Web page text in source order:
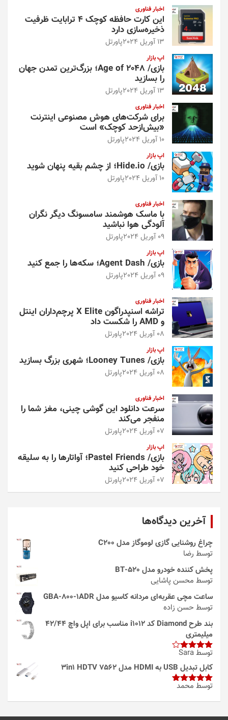
اخبار فناوری
این کارت حافظه کوچک ۴ ترابایت ظرفیت
ذخیره‌سازی دارد
13 آوریل 2024 پاورتل
اپ بازار
بازی/ Age of 2048؛ بزرگ‌ترین تمدن جهان
را بسازید
13 آوریل 2024 پاورتل
اخبار فناوری
برای شرکت‌های هوش مصنوعی اینترنت
«بیش‌از‌حد کوچک» است
10 آوریل 2024 پاورتل
اپ بازار
بازی/ Hide.io؛ از چشم بقیه پنهان شوید
10 آوریل 2024 پاورتل
اخبار فناوری
با ماسک هوشمند سامسونگ دیگر نگران
آلودگی هوا نباشید
09 آوریل 2024 پاورتل
اپ بازار
بازی/ Agent Dash؛ سکه‌ها را جمع کنید
09 آوریل 2024 پاورتل
اخبار فناوری
تراشه اسنپدراگون X Elite پرچم‌داران اینتل
و AMD را شکست داد
08 آوریل 2024 پاورتل
اپ بازار
بازی/ Looney Tunes؛ شهری بزرگ بسازید
08 آوریل 2024 پاورتل
اخبار فناوری
سرعت دانلود این گوشی چینی، مغز شما را
منفجر می‌کند
07 آوریل 2024 پاورتل
اپ بازار
بازی/ Pastel Friends؛ آواتارها را به سلیقه
خود طراحی کنید
07 آوریل 2024 پاورتل
آخرین دیدگاه‌ها
چراغ روشنایی گازی لوموگاز مدل C200
توسط رضا
پخش کننده خودرو مدل 520-BT
توسط محسن پاشایی
ساعت مچی عقربه‌ای مردانه کاسیو مدل GBA-800-1ADR
توسط حسن زاده
بند طرح Diamond کد i1012 مناسب برای اپل واچ 42/44
میلیمتری
امتیاز4
از 5
توسط Sara
کابل تبدیل USB به HDMI مدل 3in1 HDTV 7562
امتیاز5از
توسط محمد